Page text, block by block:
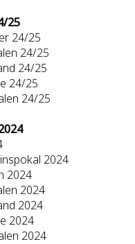
25
24/25
24/25
24/25
24/25
24/25
2024
2024
2024
2024
2024
2024